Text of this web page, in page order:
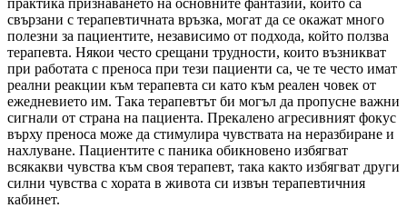
свързани с терапевтичната връзка, могат да се окажат много
полезни за пациентите, независимо от подхода, който ползва
терапевта. Някои често срещани трудности, които възникват
при работата с преноса при тези пациенти са, че те често имат
реални реакции към терапевта си като към реален човек от
ежедневието им. Така терапевтът би могъл да пропусне важни
сигнали от страна на пациента. Прекалено агресивният фокус
върху преноса може да стимулира чувствата на неразбиране и
нахлуване. Пациентите с паника обикновено избягват
всякакви чувства към своя терапевт, така както избягват други
силни чувства с хората в живота си извън терапевтичния
кабинет.